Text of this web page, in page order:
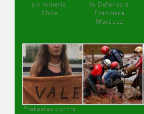
sin minería.
Chile
la Defensora
Francisca
Márquez
Protestas contra